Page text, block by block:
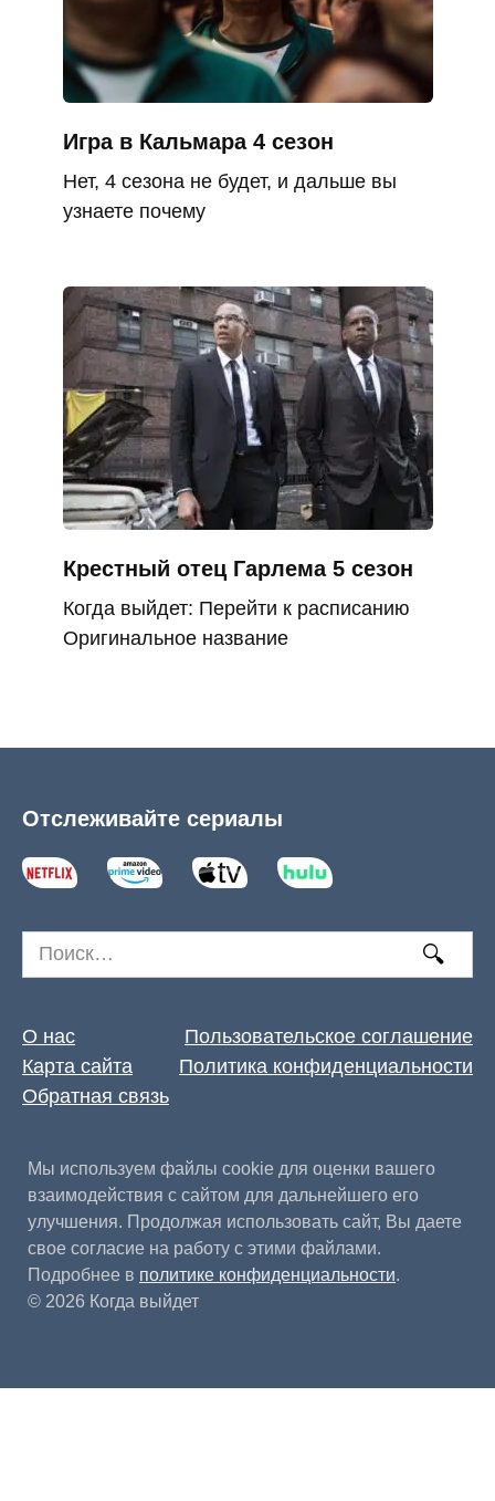
Игра в Кальмара 4 сезон
Нет, 4 сезона не будет, и дальше вы
узнаете почему
Крестный отец Гарлема 5 сезон
Когда выйдет: Перейти к расписанию
Оригинальное название
Отслеживайте сериалы
Search
for:
О нас
Пользовательское соглашение
Карта сайта
Политика конфиденциальности
Обратная связь
Мы используем файлы cookie для оценки вашего
взаимодействия с сайтом для дальнейшего его
улучшения. Продолжая использовать сайт, Вы даете
свое согласие на работу с этими файлами.
Подробнее в политике конфиденциальности.
© 2026 Когда выйдет